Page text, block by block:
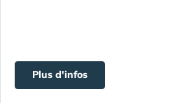
Plus d'infos